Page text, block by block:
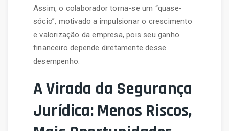
Assim, o colaborador torna-se um “quase-
sócio”, motivado a impulsionar o crescimento
e valorização da empresa, pois seu ganho
financeiro depende diretamente desse
desempenho.
A Virada da Segurança
Jurídica: Menos Riscos,